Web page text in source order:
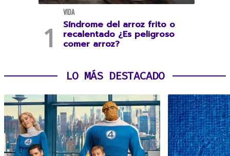
VIDA
Síndrome del arroz frito o
recalentado ¿Es peligroso
comer arroz?
LO MÁS DESTACADO